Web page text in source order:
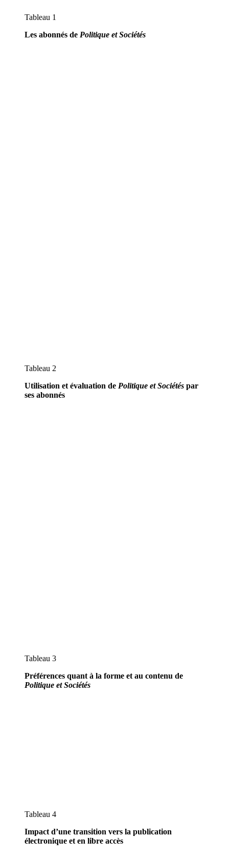
Tableau 1
Les abonnés de Politique et Sociétés
Tableau 2
Utilisation et évaluation de Politique et Sociétés par
ses abonnés
Tableau 3
Préférences quant à la forme et au contenu de
Politique et Sociétés
Tableau 4
Impact d’une transition vers la publication
électronique et en libre accès